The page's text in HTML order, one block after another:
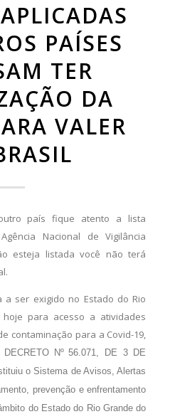
PAÍSES
TER
DA
VALER
país fique atento a lista
Nacional de Vigilância
esteja listada você não terá
a ser exigido no Estado do Rio
para acesso a atividades
contaminação para a Covid-19,
DECRETO Nº 56.071, DE 3 DE
o Sistema de Avisos, Alertas
prevenção e enfrentamento
do Estado do Rio Grande do